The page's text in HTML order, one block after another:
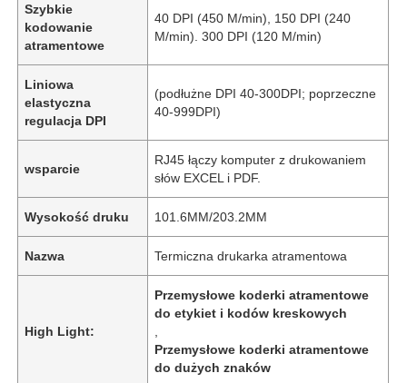
Szybkie
kodowanie
atramentowe
40 DPI (450 M/min), 150 DPI (240
M/min). 300 DPI (120 M/min)
Liniowa
elastyczna
regulacja DPI
(podłużne DPI 40-300DPI; poprzeczne
40-999DPI)
wsparcie
RJ45 łączy komputer z drukowaniem
słów EXCEL i PDF.
Wysokość druku 101.6MM/203.2MM
Nazwa Termiczna drukarka atramentowa
High Light:
Przemysłowe koderki atramentowe
do etykiet i kodów kreskowych
Przemysłowe koderki atramentowe
do dużych znaków